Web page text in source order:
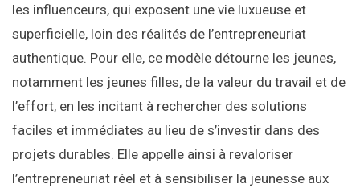
les influenceurs, qui exposent une vie luxueuse et
superficielle, loin des réalités de l’entrepreneuriat
authentique. Pour elle, ce modèle détourne les jeunes,
notamment les jeunes filles, de la valeur du travail et de
l’effort, en les incitant à rechercher des solutions
faciles et immédiates au lieu de s’investir dans des
projets durables. Elle appelle ainsi à revaloriser
l’entrepreneuriat réel et à sensibiliser la jeunesse aux